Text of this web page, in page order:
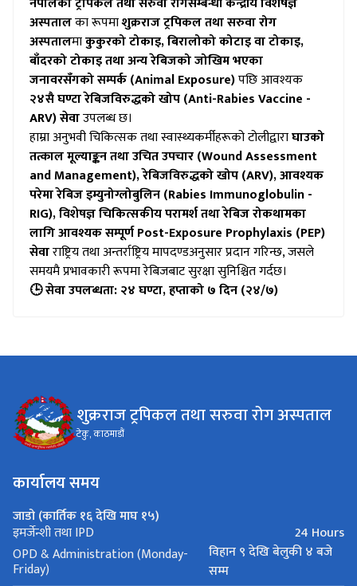
अस्पतालका रूपमाशुक्रराज ट्रपिकल तथा सरुवा रोग
अस्पतालमाकुकुरको टोकाइ, बिरालोको कोटाइ वा टोकाइ,
बाँदरको टोकाइ तथा अन्य रेबिजको जोखिम भएका
जनावरसँगको सम्पर्क (Animal Exposure)पछि आवश्यक
२४सै घण्टा रेबिजविरुद्धको खोप (Anti-Rabies Vaccine -
ARV) सेवाउपलब्ध छ।
हाम्रा अनुभवी चिकित्सक तथा स्वास्थ्यकर्मीहरूको टोलीद्वाराघाउको
तत्काल मूल्याङ्कन तथा उचित उपचार (Wound Assessment
and Management), रेबिजविरुद्धको खोप (ARV), आवश्यक
परेमा रेबिज इम्युनोग्लोबुलिन (Rabies Immunoglobulin -
RIG), विशेषज्ञ चिकित्सकीय परामर्श तथा रेबिज रोकथामका
लागि आवश्यक सम्पूर्ण Post-Exposure Prophylaxis (PEP)
सेवाराष्ट्रिय तथा अन्तर्राष्ट्रिय मापदण्डअनुसार प्रदान गरिन्छ, जसले
समयमै प्रभावकारी रूपमा रेबिजबाट सुरक्षा सुनिश्चित गर्दछ।
🕒 सेवा उपलब्धता:२४ घण्टा, हप्ताको ७ दिन (२४/७)
शुक्रराज ट्रपिकल तथा सरुवा रोग अस्पताल
टेकु, काठमाडौं
कार्यालय समय
जाडो (कार्तिक १६ देखि माघ १५)
इमर्जेन्शी तथा IPD
24 Hours
OPD & Administration (Monday-
Friday)
विहान ९ देखि बेलुकी ४ बजे
सम्म